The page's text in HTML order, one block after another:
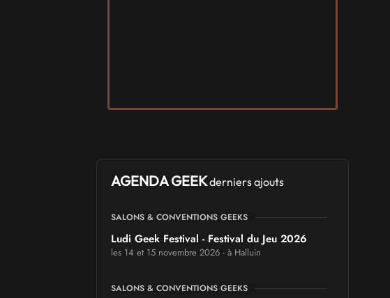
AGENDA GEEKderniers ajouts
SALONS & CONVENTIONS GEEKS
Ludi Geek Festival - Festival du Jeu 2026
les 14 et 15 novembre 2026 - à Halluin
SALONS & CONVENTIONS GEEKS